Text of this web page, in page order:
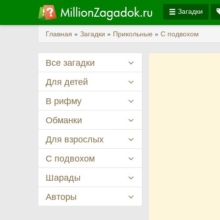
Загадки
Главная » Загадки » Прикольные » С подвохом
Все загадки
Для детей
В рифму
Обманки
Для взрослых
С подвохом
Шарады
Авторы